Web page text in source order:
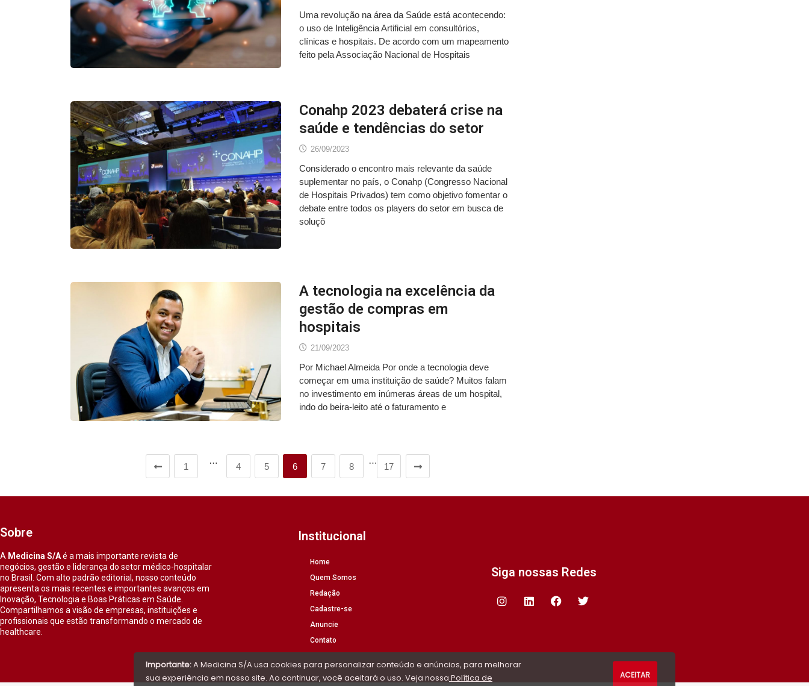
Uma revolução na área da Saúde está acontecendo:
o uso de Inteligência Artificial em consultórios,
clínicas e hospitais. De acordo com um mapeamento
feito pela Associação Nacional de Hospitais
Conahp 2023 debaterá crise na
saúde e tendências do setor
26/09/2023
Considerado o encontro mais relevante da saúde
suplementar no país, o Conahp (Congresso Nacional
de Hospitais Privados) tem como objetivo fomentar o
debate entre todos os players do setor em busca de
soluçõ
A tecnologia na excelência da
gestão de compras em
hospitais
21/09/2023
Por Michael Almeida Por onde a tecnologia deve
começar em uma instituição de saúde? Muitos falam
no investimento em inúmeras áreas de um hospital,
indo do beira-leito até o faturamento e
1
…
4 5 6 7 8
…
17
Sobre
A Medicina S/Aé a mais importante revista de
negócios, gestão e liderança do setor médico-hospitalar
no Brasil. Com alto padrão editorial, nosso conteúdo
apresenta os mais recentes e importantes avanços em
Inovação, Tecnologia e Boas Práticas em Saúde.
Compartilhamos a visão de empresas, instituições e
profissionais que estão transformando o mercado de
healthcare.
Institucional
Home
Quem Somos
Redação
Cadastre-se
Anuncie
Contato
Siga nossas Redes
Importante:A Medicina S/A usa cookies para personalizar conteúdo e anúncios, para melhorar
sua experiência em nosso site. Ao continuar, você aceitará o uso. Veja nossa Política de
ACEITAR